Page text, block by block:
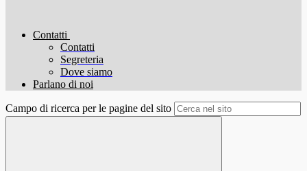
Contatti
Contatti
Segreteria
Dove siamo
Parlano di noi
Campo di ricerca per le pagine del sito